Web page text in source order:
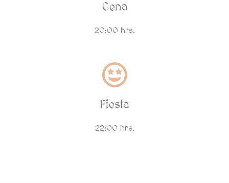
Cena
20:00 hrs.
Fiesta
22:00 hrs.